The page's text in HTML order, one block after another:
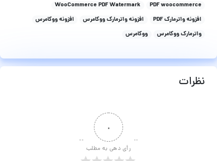
PDF woocommerce
WooCommerce PDF Watermark
افزونه واترمارک PDF
افزونه واترمارک ووکامرس
افزونه ووکامرس
واترمارک ووکامرس
ووکامرس
نظرات
۰
رأی دهی به مطلب